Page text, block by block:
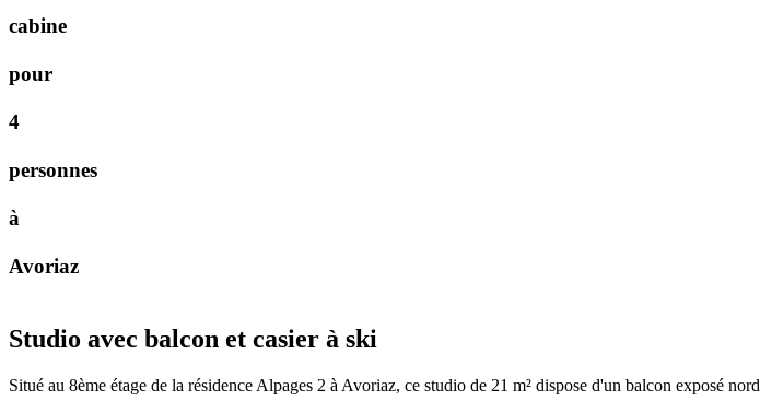
cabine
pour
4
personnes
à
Avoriaz
Studio avec balcon et casier à ski
Situé au 8ème étage de la résidence Alpages 2 à Avoriaz, ce studio de 21 m² dispose d'un balcon exposé nord